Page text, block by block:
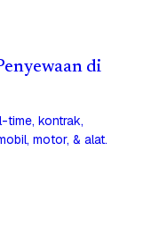
di
time, kontrak,
motor, & alat.